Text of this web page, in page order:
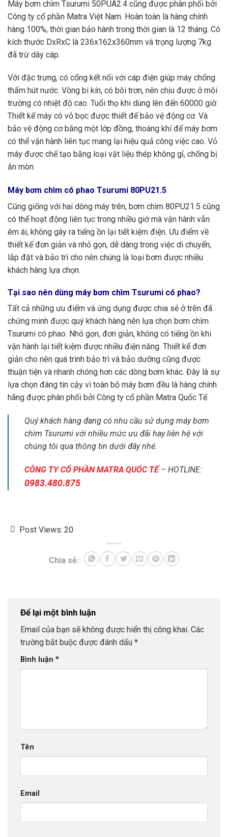
Máy bơm chìm Tsurumi 50PUA2.4 cũng được phân phối bởi
Công ty cổ phần Matra Việt Nam. Hoàn toàn là hàng chính
hàng 100%, thời gian bảo hành trong thời gian là 12 tháng. Có
kích thước DxRxC là 236x162x360mm và trọng lượng 7kg
đã trừ dây cáp.
Với đặc trưng, có cổng kết nối với cáp điện giúp máy chống
thấm hút nước. Vòng bi kín, có bôi trơn, nên chịu được ở môi
trường có nhiệt độ cao. Tuổi thọ khi dùng lên đến 60000 giờ.
Thiết kế máy có vỏ bọc được thiết để bảo vệ động cơ. Và
bảo vệ động cơ bằng một lớp đồng, thoáng khí để máy bơm
có thể vận hành liên tục mang lại hiệu quả công việc cao. Vỏ
máy được chế tạo bằng loại vật liệu thép không gỉ, chống bị
ăn mòn.
Máy bơm chìm có phao Tsurumi 80PU21.5
Cũng giống với hai dòng máy trên, bơm chìm 80PU21.5 cũng
có thể hoạt động liên tục trong nhiều giờ mà vận hành vẫn
êm ái, không gây ra tiếng ồn lại tiết kiệm điện. Ưu điểm về
thiết kế đơn giản và nhỏ gọn, dễ dàng trong việc di chuyển,
lắp đặt và bảo trì cho nên chúng là loại bơm được nhiều
khách hàng lựa chọn.
Tại sao nên dùng máy bơm chìm Tsurumi có phao?
Tất cả những ưu điểm và ứng dụng được chia sẻ ở trên đã
chứng minh được quý khách hàng nên lựa chọn bơm chìm
Tsurumi có phao. Nhỏ gọn, đơn giản, không có tiếng ồn khi
vận hành lại tiết kiệm được nhiều điện năng. Thiết kế đơn
giản cho nên quá trình bảo trì và bảo dưỡng cũng được
thuận tiện và nhanh chóng hơn các dòng bơm khác. Đây là sự
lựa chọn đáng tin cậy vì toàn bộ máy bơm đều là hàng chính
hãng được phân phối bởi Công ty cổ phần Matra Quốc Tế.
Quý khách hàng đang có nhu cầu sử dụng máy bơm
chìm Tsurumi với nhiều mức ưu đãi hay liên hệ với
chúng tôi qua thông tin dưới đây nhé.
CÔNG TY CỔ PHẦN MATRA QUỐC TẾ– HOTLINE:
0983.480.875
Post Views: 20
Chia sẻ:
Để lại một bình luận
Email của bạn sẽ không được hiển thị công khai. Các
trường bắt buộc được đánh dấu *
Bình luận *
Tên
Email